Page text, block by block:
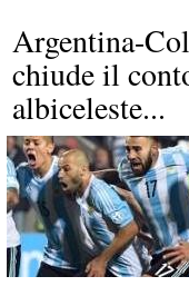
Argentina-
chiude il
albiceleste...